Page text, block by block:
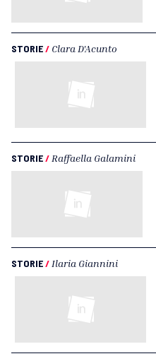
STORIE/ Clara D'Acunto
STORIE/ Raffaella Galamini
STORIE/ Ilaria Giannini